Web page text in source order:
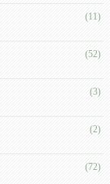
(11)
(52)
(3)
(2)
(72)